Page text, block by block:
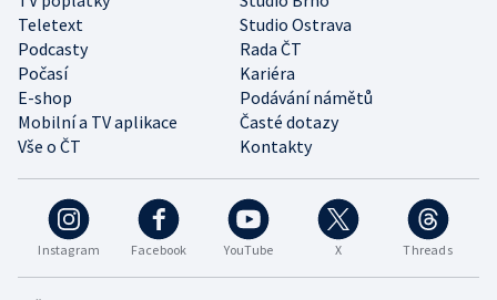
Instagram Facebook YouTube X Threads
Teletext
Studio Ostrava
Podcasty
Rada ČT
Počasí
Kariéra
E-shop
Podávání námětů
Mobilní a TV aplikace
Časté dotazy
Vše o ČT
Kontakty